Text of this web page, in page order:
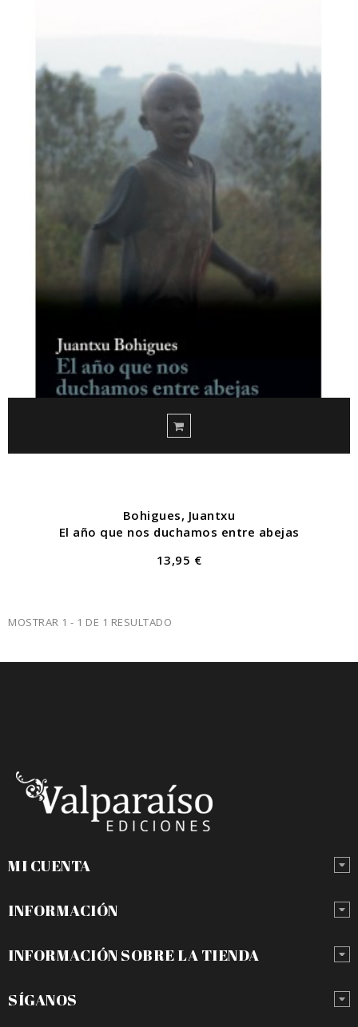
Bohigues, Juantxu
El año que nos duchamos entre abejas
13,95 €
MOSTRAR 1 - 1 DE 1 RESULTADO
MI CUENTA
INFORMACIÓN
INFORMACIÓN SOBRE LA TIENDA
SÍGANOS